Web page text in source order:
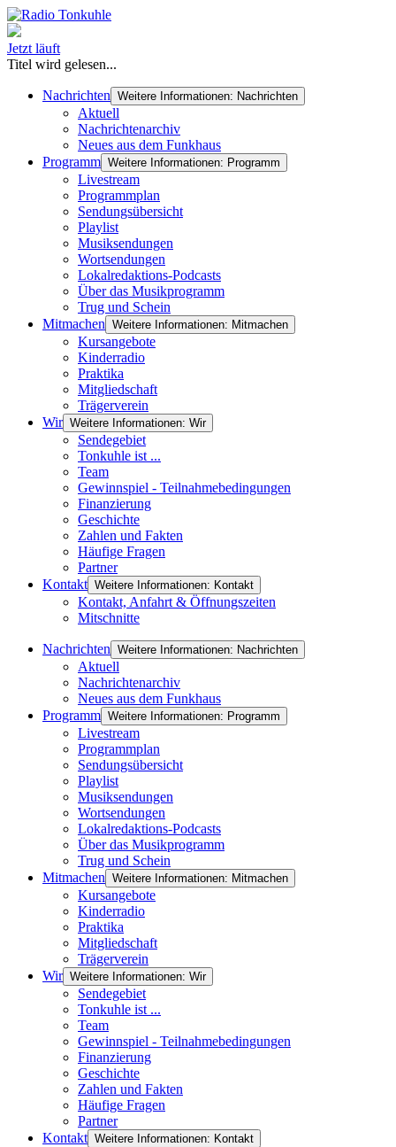
Jetzt läuft
Titel wird gelesen...
Nachrichten Weitere Informationen: Nachrichten
Aktuell
Nachrichtenarchiv
Neues aus dem Funkhaus
Programm Weitere Informationen: Programm
Livestream
Programmplan
Sendungsübersicht
Playlist
Musiksendungen
Wortsendungen
Lokalredaktions-Podcasts
Über das Musikprogramm
Trug und Schein
Mitmachen Weitere Informationen: Mitmachen
Kursangebote
Kinderradio
Praktika
Mitgliedschaft
Trägerverein
Wir Weitere Informationen: Wir
Sendegebiet
Tonkuhle ist ...
Team
Gewinnspiel - Teilnahmebedingungen
Finanzierung
Geschichte
Zahlen und Fakten
Häufige Fragen
Partner
Kontakt Weitere Informationen: Kontakt
Kontakt, Anfahrt & Öffnungszeiten
Mitschnitte
Nachrichten Weitere Informationen: Nachrichten
Aktuell
Nachrichtenarchiv
Neues aus dem Funkhaus
Programm Weitere Informationen: Programm
Livestream
Programmplan
Sendungsübersicht
Playlist
Musiksendungen
Wortsendungen
Lokalredaktions-Podcasts
Über das Musikprogramm
Trug und Schein
Mitmachen Weitere Informationen: Mitmachen
Kursangebote
Kinderradio
Praktika
Mitgliedschaft
Trägerverein
Wir Weitere Informationen: Wir
Sendegebiet
Tonkuhle ist ...
Team
Gewinnspiel - Teilnahmebedingungen
Finanzierung
Geschichte
Zahlen und Fakten
Häufige Fragen
Partner
Kontakt Weitere Informationen: Kontakt